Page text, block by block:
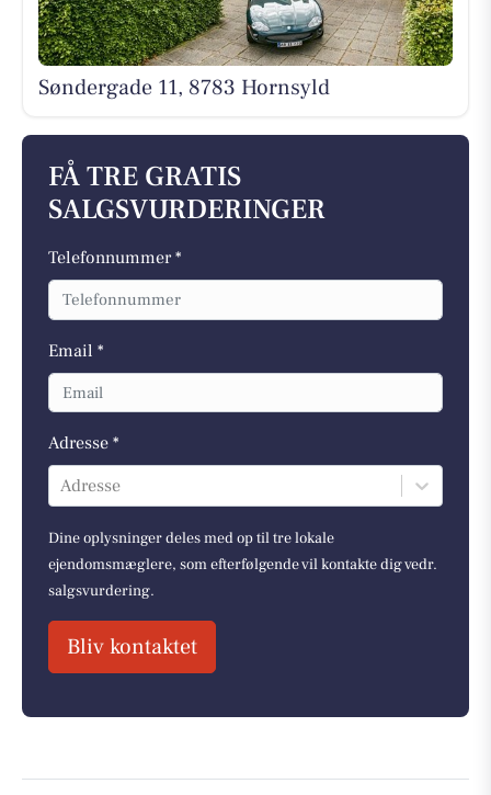
Søndergade 11, 8783 Hornsyld
FÅ TRE GRATIS
SALGSVURDERINGER
Telefonnummer *
Email *
Adresse *
Adresse
Dine oplysninger deles med op til tre lokale
ejendomsmæglere, som efterfølgende vil kontakte dig vedr.
salgsvurdering.
Bliv kontaktet